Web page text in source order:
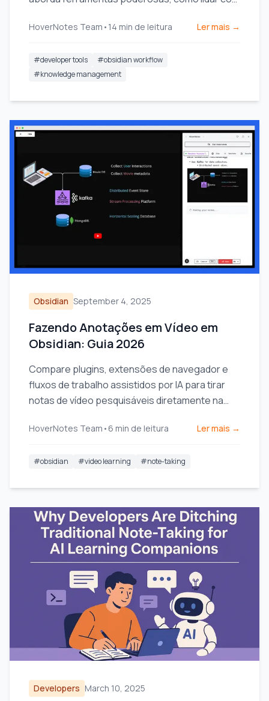
seu fluxo de trabalho.
HoverNotes Team • 14 min de leitura Ler mais →
#developer tools #obsidian workflow
#knowledge management
Obsidian September 4, 2025
Fazendo Anotações em Vídeo em
Obsidian: Guia 2026
Compare plugins, extensões de navegador e
fluxos de trabalho assistidos por IA para tirar
notas de vídeo pesquisáveis diretamente na
HoverNotes Team • 6 min de leitura Ler mais →
#obsidian #video learning #note-taking
Developers March 10, 2025